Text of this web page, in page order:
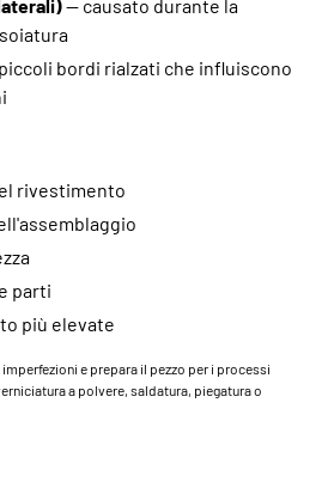
— causato durante la
bordi rialzati che influiscono
rivestimento
parti
più elevate
e prepara il pezzo per i processi
a polvere, saldatura, piegatura o